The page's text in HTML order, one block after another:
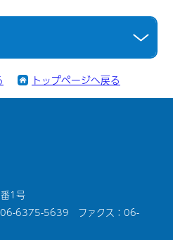
トップページへ戻る
1号
06-6375-5639 ファクス：06-